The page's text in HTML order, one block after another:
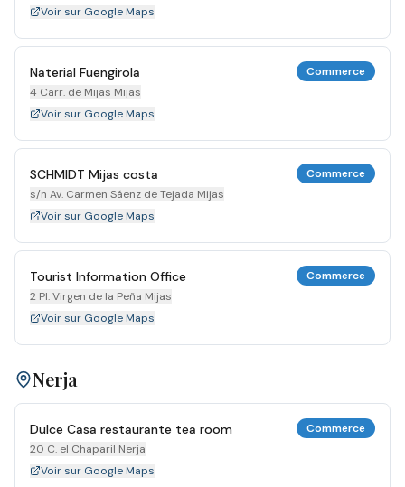
Voir sur Google Maps
Naterial Fuengirola
4 Carr. de Mijas Mijas
Commerce
Voir sur Google Maps
SCHMIDT Mijas costa
s/n Av. Carmen Sáenz de Tejada Mijas
Commerce
Voir sur Google Maps
Tourist Information Office
2 Pl. Virgen de la Peña Mijas
Commerce
Voir sur Google Maps
Nerja
Dulce Casa restaurante tea room
20 C. el Chaparil Nerja
Commerce
Voir sur Google Maps